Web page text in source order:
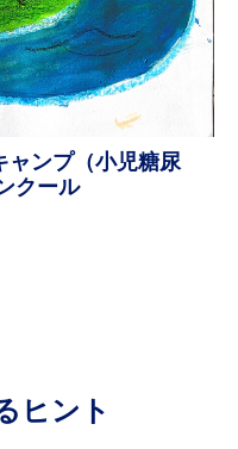
ャンプ（小児糖尿
クール
ヒント